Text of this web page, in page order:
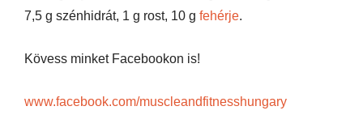
7,5 g szénhidrát, 1 g rost, 10 g fehérje.
Kövess minket Facebookon is!
www.facebook.com/muscleandfitnesshungary